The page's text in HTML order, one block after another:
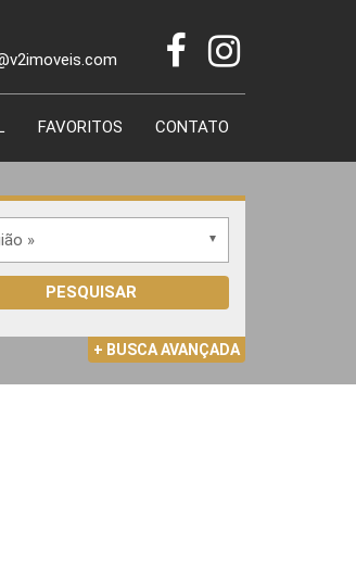
FAVORITOS CONTATO
»
PESQUISAR
+ BUSCA AVANÇADA